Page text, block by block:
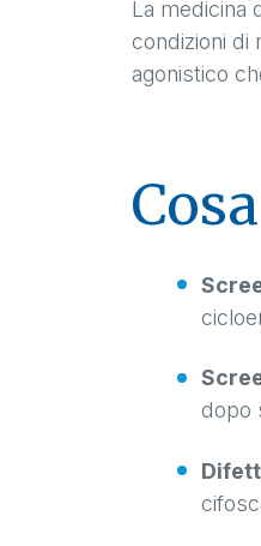
La medicina
condizioni di
agonistico
dopo